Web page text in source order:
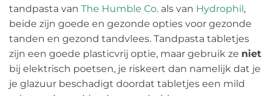
tandpasta van The Humble Co. als van Hydrophil,
beide zijn goede en gezonde opties voor gezonde
tanden en gezond tandvlees. Tandpasta tabletjes
zijn een goede plasticvrij optie, maar gebruik ze niet
bij elektrisch poetsen, je riskeert dan namelijk dat je
je glazuur beschadigt doordat tabletjes een mild